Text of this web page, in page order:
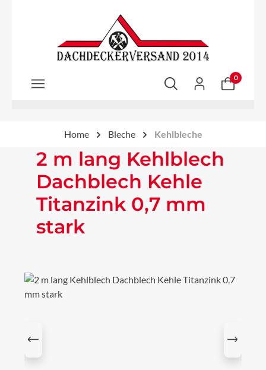
Zum Hauptinhalt springen
0
Home Bleche Kehlbleche
2 m lang Kehlblech
Dachblech Kehle
Titanzink 0,7 mm
stark
Bildergalerie überspringen